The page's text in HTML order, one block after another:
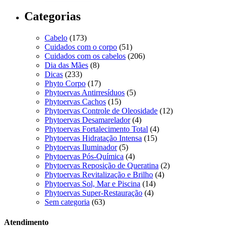
Categorias
Cabelo (173)
Cuidados com o corpo (51)
Cuidados com os cabelos (206)
Dia das Mães (8)
Dicas (233)
Phyto Corpo (17)
Phytoervas Antirresíduos (5)
Phytoervas Cachos (15)
Phytoervas Controle de Oleosidade (12)
Phytoervas Desamarelador(4)
Phytoervas Fortalecimento Total (4)
Phytoervas Hidratação Intensa (15)
Phytoervas Iluminador(5)
Phytoervas Pós-Química (4)
Phytoervas Reposição de Queratina (2)
Phytoervas Revitalização e Brilho (4)
Phytoervas Sol, Mar e Piscina (14)
Phytoervas Super-Restauração (4)
Sem categoria (63)
Atendimento